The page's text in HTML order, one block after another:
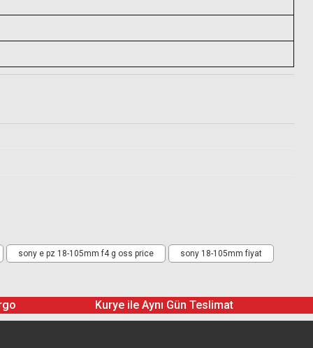
sony e pz 18-105mm f4 g oss price sony 18-105mm fiyat
Kurye ile Aynı Gün Teslimat